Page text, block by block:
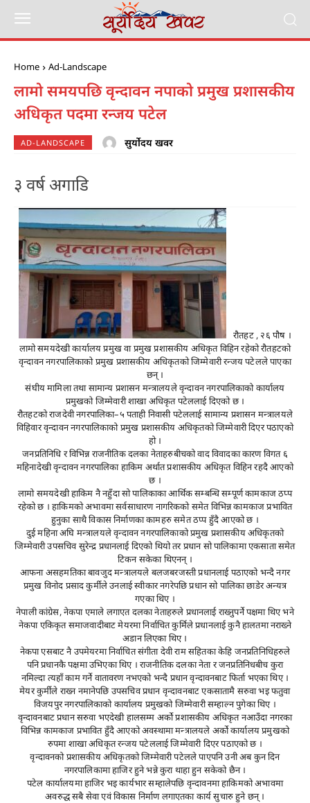
Home Ad-Landscape
लामो समयपछि वृन्दावन नपाको प्रमुख प्रशासकीय
अधिकृत पदमा रन्जय पटेल
AD-LANDSCAPE सुर्योदय खवर
३ वर्ष अगाडि
रौतहट , २६ पौष ।
लामो समयदेखी कार्यालय प्रमुख वा प्रमुख प्रशासकीय अधिकृत विहिन रहेको रौतहटको
वृन्दावन नगरपालिकाको प्रमुख प्रशासकीय अधिकृतको जिम्मेवारी रन्जय पटेलले पाएका
छन् ।
संघीय मामिला तथा सामान्य प्रशासन मन्त्रालयले वृन्दावन नगरपालिकाको कार्यालय
प्रमुखको जिम्मेवारी शाखा अधिकृत पटेललाई दिएको छ ।
रौतहटको राजदेवी नगरपालिका–५ पताही निवासी पटेललाई सामान्य प्रशासन मन्त्रालयले
विहिवार वृन्दावन नगरपालिकाको प्रमुख प्रशासकीय अधिकृतको जिम्मेवारी दिएर पठाएको
हो ।
जनप्रतिनिधि र विभिन्न राजनीतिक दलका नेताहरुबीचको वाद विवादका कारण विगत ६
महिनादेखी वृन्दावन नगरपालिका हाकिम अर्थात प्रशासकीय अधिकृत विहिन रहदै आएको
छ ।
लामो समयदेखी हाकिम नै नहुँदा सो पालिकाका आर्थिक सम्बन्धि सम्पूर्ण कामकाज ठप्प
रहेको छ । हाकिमको अभावमा सर्वसाधारण नागरिकको समेत विभिन्न कामकाज प्रभावित
हुनुका साथै विकास निर्माणका कामहरु समेत ठप्प हुँदै आएको छ ।
दुई महिना अघि मन्त्रालयले वृन्दावन नगरपालिकाको प्रमुख प्रशासकीय अधिकृतको
जिम्मेवारी उपसचिव सुरेन्द्र प्रधानलाई दिएको थियो तर प्रधान सो पालिकामा एकसाता समेत
टिकन सकेका थिएनन् ।
आफना असहमतिका बावजुद मन्त्रालयले बलजबरजस्ती प्रधानलाई पठाएको भन्दै नगर
प्रमुख विनोद प्रसाद कुर्मीले उनलाई स्वीकार नगरेपछि प्रधान सो पालिका छाडेर अन्यत्र
गएका थिए ।
नेपाली कांग्रेस, नेकपा एमाले लगाएत दलका नेताहरुले प्रधानलाई राख्नुपर्ने पक्षमा थिए भने
नेकपा एकिकृत समाजवादीबाट मेयरमा निर्वाचित कुर्मिले प्रधानलाई कुनै हालतमा नराख्ने
अडान लिएका थिए ।
नेकपा एसबाट नै उपमेयरमा निर्वाचित संगीता देवी राम सहितका केहि जनप्रतिनिधिहरुले
पनि प्रधानकै पक्षमा उभिएका थिए । राजनीतिक दलका नेता र जनप्रतिनिधबीच कुरा
नमिल्दा त्यहाँ काम गर्ने वातावरण नभएको भन्दै प्रधान वृन्दावनबाट फिर्ता भएका थिए ।
मेयर कुर्मीले राख्न नमानेपछि उपसचिव प्रधान वृन्दावनबाट एकसातामै सरुवा भइ फतुवा
विजयपुर नगरपालिकाको कार्यालय प्रमुखको जिम्मेवारी सम्हाल्न पुगेका थिए ।
वृन्दावनबाट प्रधान सरुवा भएदेखी हालसम्म अर्को प्रशासकीय अधिकृत नआउँदा नगरका
विभिन्न कामकाज प्रभावित हुँदै आएको अवस्थामा मन्त्रालयले अर्को कार्यालय प्रमुखको
रुपमा शाखा अधिकृत रन्जय पटेललाई जिम्मेवारी दिएर पठाएको छ ।
वृन्दावनको प्रशासकीय अधिकृतको जिम्मेवारी पटेलले पाएपनि उनी अब कुन दिन
नगरपालिकामा हाजिर हुने भन्ने कुरा थाहा हुन सकेको छैन ।
पटेल कार्यालयमा हाजिर भइ कार्यभार सम्हालेपछि वृन्दावनमा हाकिमको अभावमा
अवरुद्ध सबै सेवा एवं विकास निर्माण लगाएतका कार्य सुचारु हुने छन् ।